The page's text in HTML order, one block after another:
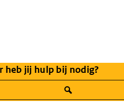
heb jij hulp bij nodig?